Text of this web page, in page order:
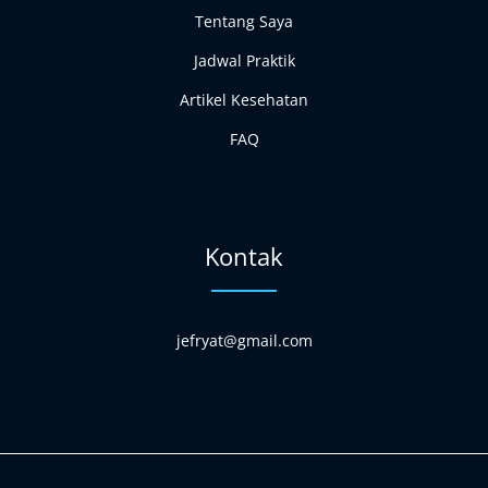
Tentang Saya
Jadwal Praktik
Artikel Kesehatan
FAQ
Kontak
jefryat@gmail.com